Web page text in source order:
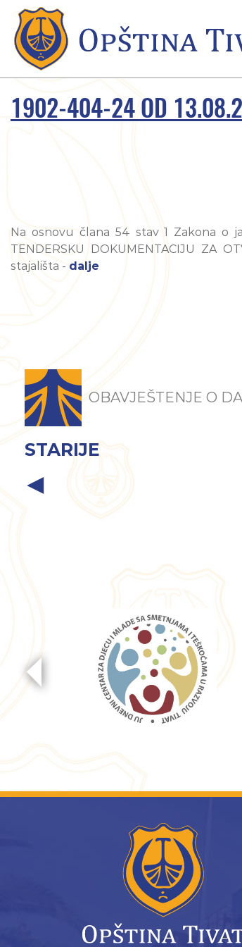
1902-404-24 OD
Na osnovu člana 54 stav 1 Zakona o
TENDERSKU DOKUMENTACIJU ZA
stajališta - dalje
OBAVJEŠTENJE O
STARIJE